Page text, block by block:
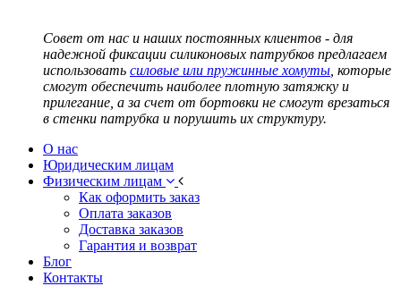
Совет от нас и наших постоянных клиентов - для
надежной фиксации силиконовых патрубков предлагаем
использовать силовые или пружинные хомуты , которые
смогут обеспечить наиболее плотную затяжку и
прилегание, а за счет от бортовки не смогут врезаться
в стенки патрубка и порушить их структуру.
О нас
Юридическим лицам
Физическим лицам
Как оформить заказ
Оплата заказов
Доставка заказов
Гарантия и возврат
Блог
Контакты